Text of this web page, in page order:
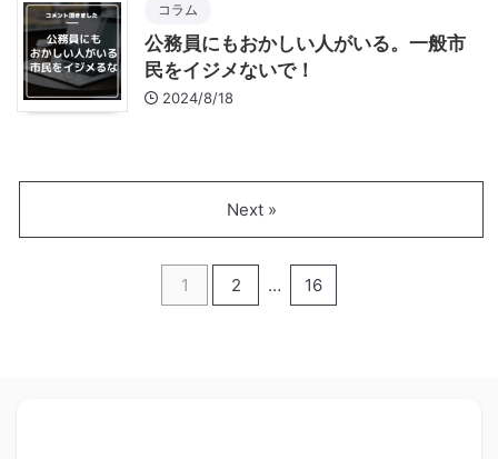
コラム
公務員にもおかしい人がいる。一般市
民をイジメないで！
2024/8/18
1 2 … 16
Next »